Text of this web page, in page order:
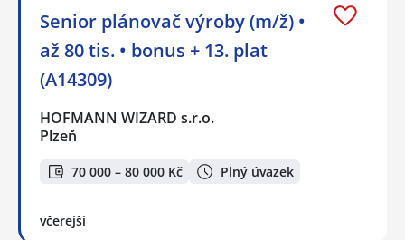
Senior plánovač výroby (m/ž) •
až 80 tis. • bonus + 13. plat
(A14309)
HOFMANN WIZARD s.r.o.
Plzeň
70 000 – 80 000 Kč Plný úvazek
včerejší